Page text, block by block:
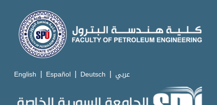
English | Español | Deutsch | عربي